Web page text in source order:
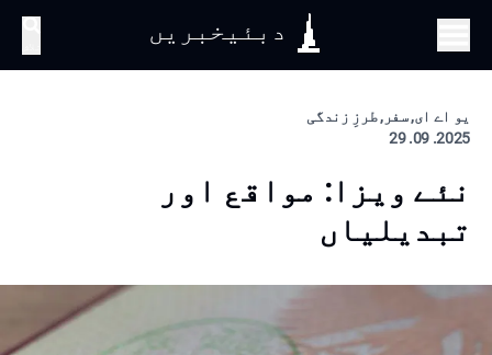
دبئیخبریں
یو اے ای, سفر, طرزِ زندگی
2025. 09. 29
نئے ویزا: مواقع اور
تبدیلیاں